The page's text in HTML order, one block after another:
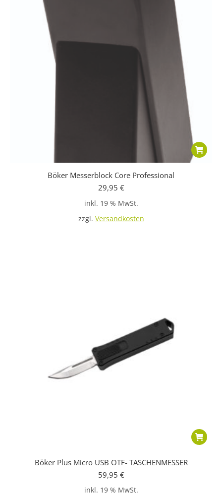
Böker Messerblock Core Professional
29,95 €
inkl. 19 % MwSt.
zzgl. Versandkosten
Böker Plus Micro USB OTF- TASCHENMESSER
59,95 €
inkl. 19 % MwSt.